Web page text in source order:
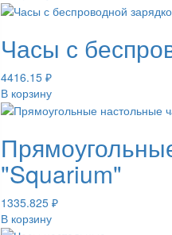
Часы с
4416.15 ₽
В корзину
"Squarium"
1335.825 ₽
В корзину